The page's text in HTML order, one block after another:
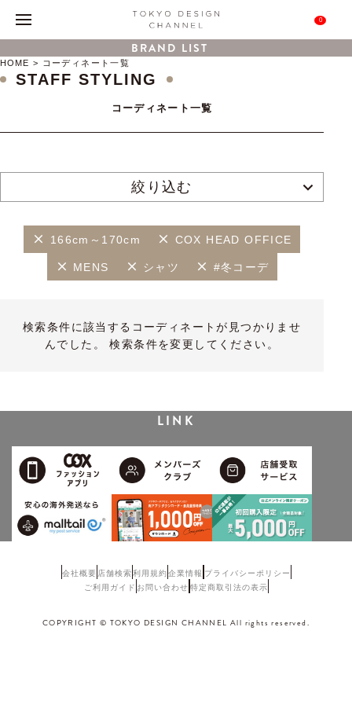
0
BRAND LIST
HOME コーディネート一覧
STAFF STYLING
コーディネート一覧
絞り込む
166cm～170cm COX HEAD OFFICE
MENS シャツ #冬コーデ
検索条件に該当するコーディネートが見つかりませ
んでした。 検索条件を変更してください。
LINK
会社概要 店舗検索利用規約企業情報 プライバシーポリシー
ご利用ガイド お問い合わせ 特定商取引法の表示
COPYRIGHT © TOKYO DESIGN CHANNEL All rights reserved.